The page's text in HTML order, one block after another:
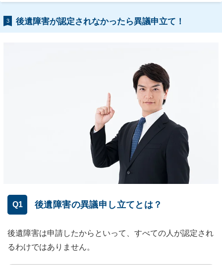
3 後遺障害が認定されなかったら異議申立て！
Q1 後遺障害の異議申し立てとは？
後遺障害は申請したからといって、すべての人が認定され
るわけではありません。